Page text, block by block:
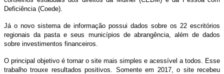
Deficiência (Coede).
Já o novo sistema de informação possui dados sobre os 22 escritórios
regionais da pasta e seus municípios de abrangência, além de dados
sobre investimentos financeiros.
O principal objetivo é tornar o site mais simples e acessível a todos. Esse
trabalho trouxe resultados positivos. Somente em 2017, o site recebeu